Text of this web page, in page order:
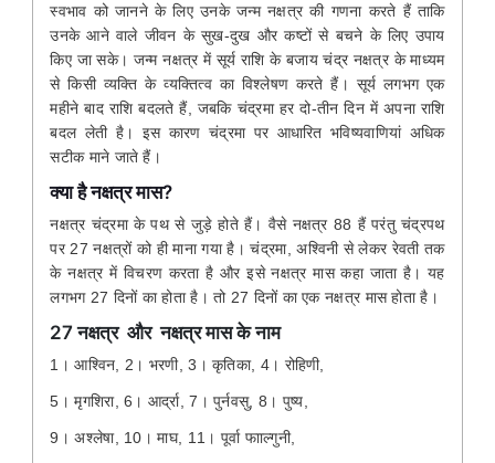
स्वभाव को जानने के लिए उनके जन्म नक्षत्र की गणना करते हैं ताकि
उनके आने वाले जीवन के सुख-दुख और कष्टों से बचने के लिए उपाय
किए जा सके। जन्म नक्षत्र में सूर्य राशि के बजाय चंद्र नक्षत्र के माध्यम
से किसी व्यक्ति के व्यक्तित्व का विश्लेषण करते हैं। सूर्य लगभग एक
महीने बाद राशि बदलते हैं, जबकि चंद्रमा हर दो-तीन दिन में अपना राशि
बदल लेती है। इस कारण चंद्रमा पर आधारित भविष्यवाणियां अधिक
सटीक माने जाते हैं।
क्या है नक्षत्र मास?
नक्षत्र चंद्रमा के पथ से जुड़े होते हैं। वैसे नक्षत्र 88 हैं परंतु चंद्रपथ
पर 27 नक्षत्रों को ही माना गया है। चंद्रमा, अश्विनी से लेकर रेवती तक
के नक्षत्र में विचरण करता है और इसे नक्षत्र मास कहा जाता है। यह
लगभग 27 दिनों का होता है। तो 27 दिनों का एक नक्षत्र मास होता है।
27 नक्षत्र और नक्षत्र मास के नाम
1। आश्विन, 2। भरणी, 3। कृतिका, 4। रोहिणी,
5। मृगशिरा, 6। आर्द्रा, 7। पुर्नवसु, 8। पुष्य,
9। अश्लेषा, 10। माघ, 11। पूर्वा फााल्गुनी,